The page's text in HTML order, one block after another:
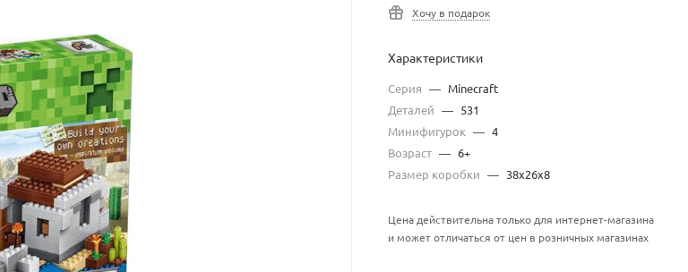
Хочу в подарок
Характеристики
Серия — Minecraft
Деталей — 531
Минифигурок — 4
Возраст — 6+
Размер коробки — 38x26x8
Цена действительна только для интернет-магазина
и может отличаться от цен в розничных магазинах